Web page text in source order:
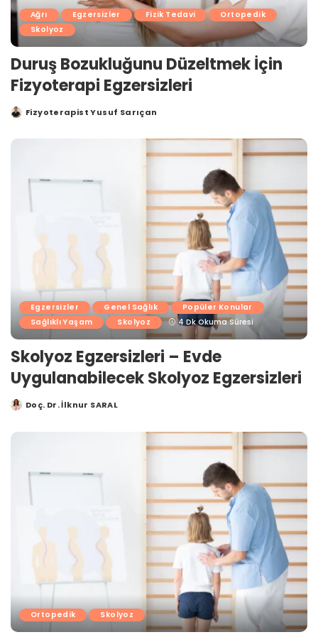
Ağrı Egzersizler Fizik Tedavi
Ortopedik
Skolyoz
Duruş Bozukluğunu Düzeltmek İçin
Fizyoterapi Egzersizleri
PostedFizyoterapist Yusuf Sarıçan
Egzersizler Genel Sağlık
Popüler Konular
Sağlıklı Yaşam
Skolyoz 4 Dk Okuma Süresi
Skolyoz Egzersizleri – Evde
Uygulanabilecek Skolyoz Egzersizleri
PostedDoç. Dr. İlknur SARAL
Ortopedik Skolyoz